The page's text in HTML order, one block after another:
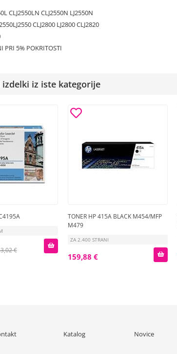
CLJ2550LN CLJ2550N LJ2550N
CLJ2800 LJ2800 CLJ2820
PRI 5% POKRITOSTI
izdelki iz iste kategorije
€
TONER HP 415A BLACK M454/MFP
M479
ZA 2.400 STRANI
159,88 €
Katalog Novice